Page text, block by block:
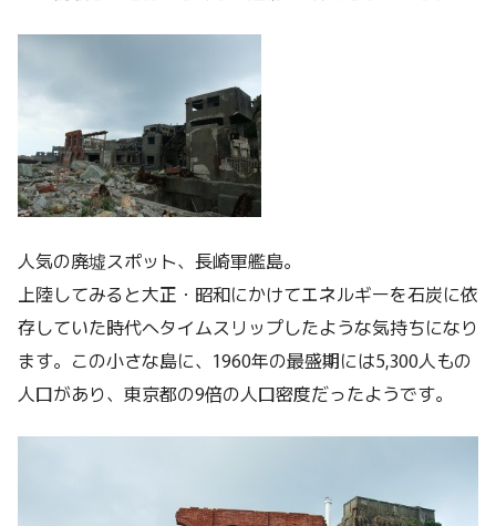
人気の廃墟スポット、長崎軍艦島。
上陸してみると大正・昭和にかけてエネルギーを石炭に依
存していた時代へタイムスリップしたような気持ちになり
ます。この小さな島に、1960年の最盛期には5,300人もの
人口があり、東京都の9倍の人口密度だったようです。